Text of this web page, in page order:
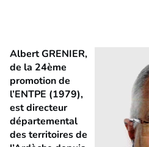
Albert GRENIER,
de la 24ème
promotion de
l’ENTPE (1979),
est directeur
départemental
des territoires de